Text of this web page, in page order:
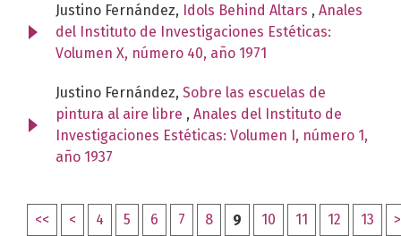
Justino Fernández, Idols Behind Altars , Anales
del Instituto de Investigaciones Estéticas:
Volumen X, número 40, año 1971
Justino Fernández, Sobre las escuelas de
pintura al aire libre , Anales del Instituto de
Investigaciones Estéticas: Volumen I, número 1,
año 1937
<< < 4 5 6 7 8 9 10 11 12 13 >